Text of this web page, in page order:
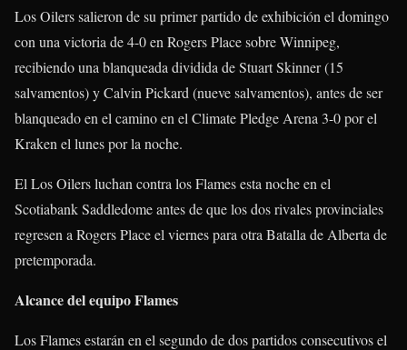
Los Oilers salieron de su primer partido de exhibición el domingo
con una victoria de 4-0 en Rogers Place sobre Winnipeg,
recibiendo una blanqueada dividida de Stuart Skinner (15
salvamentos) y Calvin Pickard (nueve salvamentos), antes de ser
blanqueado en el camino en el Climate Pledge Arena 3-0 por el
Kraken el lunes por la noche.
El Los Oilers luchan contra los Flames esta noche en el
Scotiabank Saddledome antes de que los dos rivales provinciales
regresen a Rogers Place el viernes para otra Batalla de Alberta de
pretemporada.
Alcance del equipo Flames
Los Flames estarán en el segundo de dos partidos consecutivos el